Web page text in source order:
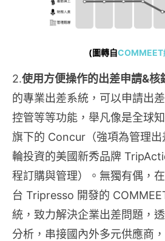
(圖轉自COMMEET
2.使用方便操作的出差申請&核
的專業出差系統，可以申請出
控管等等功能，舉凡像是全球
旗下的 Concur（強項為管理出
輪投資的美國新秀品牌
程訂購與管理）。無獨有偶，
台 Tripresso 開發的
統，致力解決企業出差問題，
分析，串接國內外多元供應商